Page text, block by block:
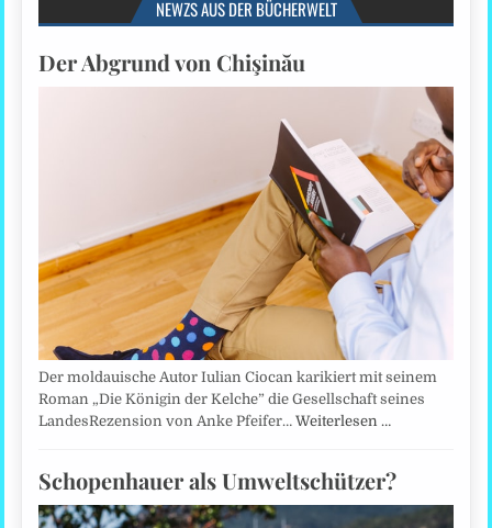
NEWZS AUS DER BÜCHERWELT
Der Abgrund von Chişinău
Der moldauische Autor Iulian Ciocan karikiert mit seinem
Roman „Die Königin der Kelche” die Gesellschaft seines
LandesRezension von Anke Pfeifer…Weiterlesen …
Schopenhauer als Umweltschützer?